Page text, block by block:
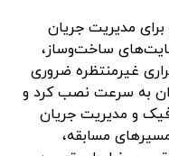
مدیریت جریان
ساخت‌وساز،
غیرمنتظره ضروری
به سرعت نصب کرد و
و مدیریت جریان
مسابقه،